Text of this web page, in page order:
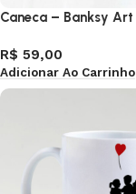
Caneca – Banksy Art
R$ 59,00
Adicionar Ao Carrinho